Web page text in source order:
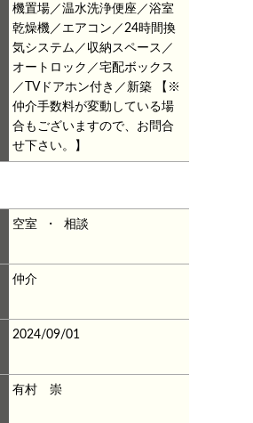
機置場／温水洗浄便座／浴室
乾燥機／エアコン／24時間換
気システム／収納スペース／
オートロック／宅配ボックス
／TVドアホン付き／新築
【※
仲介手数料が変動している場
合もございますので、お問合
せ下さい。】
空室 ・ 相談
仲介
2024/09/01
有村 崇